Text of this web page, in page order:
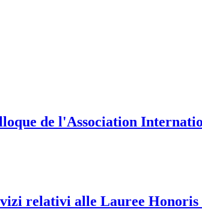
de l'Association
relativi alle Lauree Honoris